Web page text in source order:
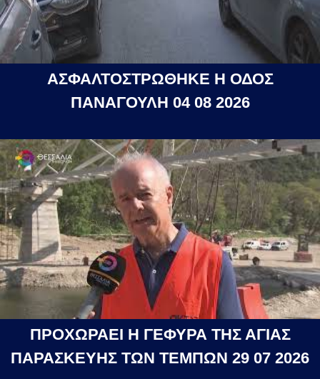
ΑΣΦΑΛΤΟΣΤΡΩΘΗΚΕ Η ΟΔΟΣ
ΠΑΝΑΓΟΥΛΗ 04 08 2026
ΠΡΟΧΩΡΑΕΙ Η ΓΕΦΥΡΑ ΤΗΣ ΑΓΙΑΣ
ΠΑΡΑΣΚΕΥΗΣ ΤΩΝ ΤΕΜΠΩΝ 29 07 2026